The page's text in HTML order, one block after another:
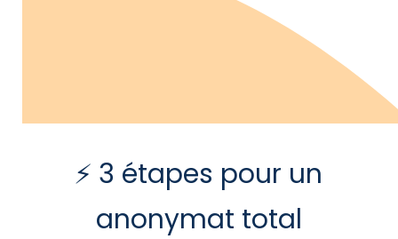
⚡ 3 étapes pour un
anonymat total